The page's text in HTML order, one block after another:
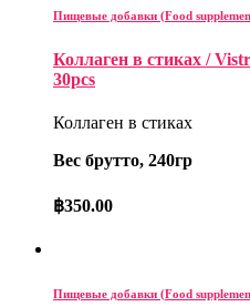
Пищевые добавки (Food
Коллаген в стиках /
30pcs
Коллаген в стиках
Вес брутто, 240гр
฿350.00
Пищевые добавки (Food